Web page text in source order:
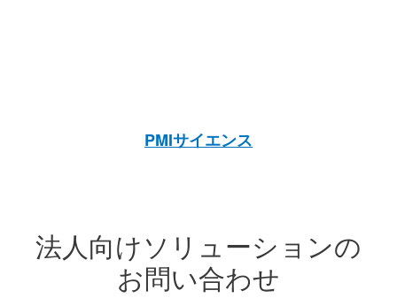
PMIサイエンス
法人向けソリューションの
お問い合わせ